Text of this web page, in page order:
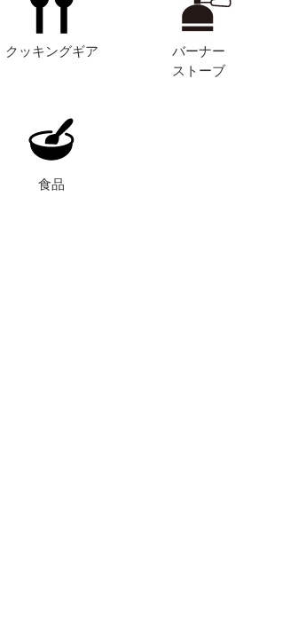
クッキングギア
バーナー
ストーブ
食品